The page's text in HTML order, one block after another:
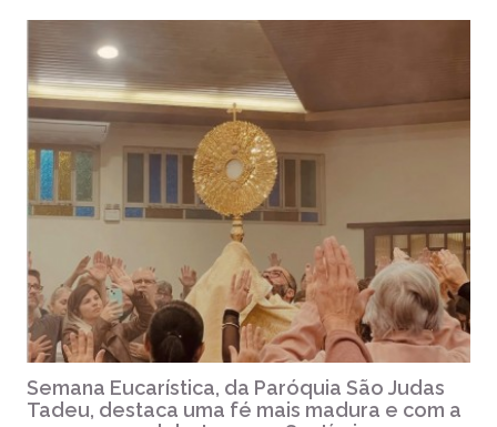
Semana Eucarística, da Paróquia São Judas
Tadeu, destaca uma fé mais madura e com a